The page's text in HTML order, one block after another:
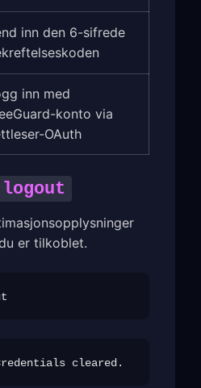
inn den 6-sifrede
inn med
konto via
OAuth
er tilkoblet.